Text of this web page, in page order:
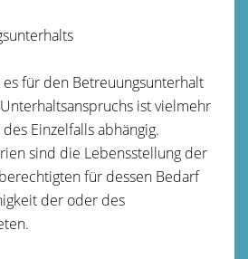
für den Betreuungsunterhalt
ist vielmehr
Einzelfalls abhängig.
sind die Lebensstellung der
für dessen Bedarf
der oder des